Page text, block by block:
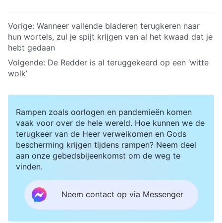
Vorige: Wanneer vallende bladeren terugkeren naar
hun wortels, zul je spijt krijgen van al het kwaad dat je
hebt gedaan
Volgende: De Redder is al teruggekeerd op een ‘witte
wolk’
Rampen zoals oorlogen en pandemieën komen
vaak voor over de hele wereld. Hoe kunnen we de
terugkeer van de Heer verwelkomen en Gods
bescherming krijgen tijdens rampen? Neem deel
aan onze gebedsbijeenkomst om de weg te
vinden.
Neem contact op via Messenger